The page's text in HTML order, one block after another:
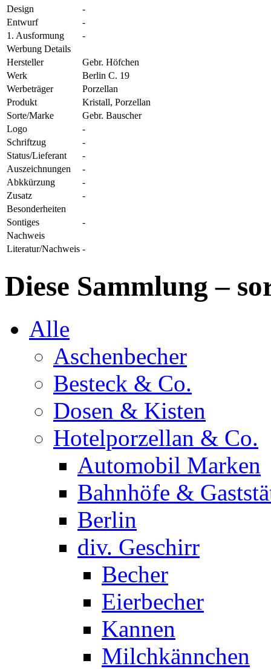
Design
-
Entwurf
-
1. Ausformung
-
Werbung Details
Hersteller
Gebr. Höfchen
Werk
Berlin C. 19
Werbeträger
Porzellan
Produkt
Kristall, Porzellan
Sorte/Marke
Gebr. Bauscher
Logo
-
Schriftzug
-
Status/Lieferant
-
Auszeichnungen
-
Abkkürzung
-
Zusatz
-
Besonderheiten
Sontiges
-
Nachweis
Literatur/Nachweis -
Diese Sammlung –
Alle
Aschenbecher
Besteck & Co.
Dosen & Kisten
Hotelporzellan & Co.
Automobil Marken
Bahnhöfe &
Berlin
div. Geschirr
Becher
Eierbecher
Kannen
Milchkännchen